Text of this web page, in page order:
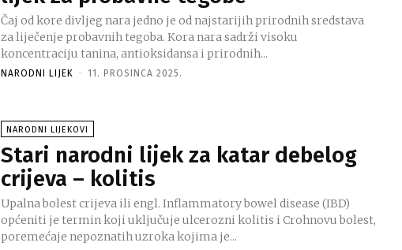
Čaj od kore divljeg nara jedno je od najstarijih prirodnih sredstava
za liječenje probavnih tegoba. Kora nara sadrži visoku
koncentraciju tanina, antioksidansa i prirodnih...
NARODNI LIJEK - 11. PROSINCA 2025.
NARODNI LIJEKOVI
Stari narodni lijek za katar debelog
crijeva – kolitis
Upalna bolest crijeva ili engl. Inflammatory bowel disease (IBD)
općeniti je termin koji uključuje ulcerozni kolitis i Crohnovu bolest,
poremećaje nepoznatih uzroka kojima je...